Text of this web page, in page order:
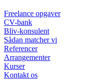
Freelance opgaver
CV-bank
Bliv-konsulent
Sådan matcher vi
Referencer
Arrangementer
Kurser
Kontakt os